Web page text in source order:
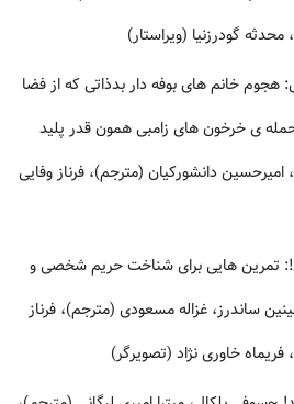
گودرزنیا (ویراستار)
هجوم خانم های بوفه دار بدذاتی که از فضا
ی خرخون های زامبی همون قدر پلید
امیرحسین دانشورکیان (مترجم)، فرناز وفایی
تمرین هایی برای شناخت حریم شخصی و
ساندرز، غزاله مسعودی (مترجم)، فرناز
فریماه خاوری نژاد (تصویرگر)